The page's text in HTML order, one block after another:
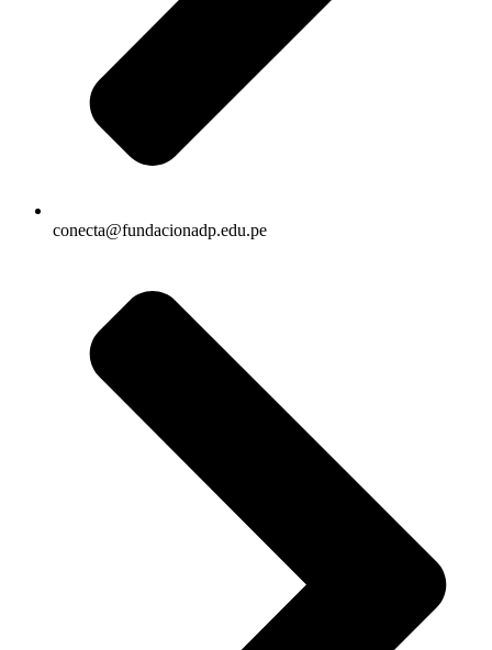
conecta@fundacionadp.edu.pe